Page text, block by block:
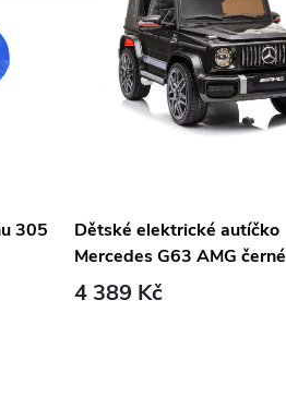
305
Dětské elektrické autíčko
Mercedes G63 AMG černé
4 389 Kč